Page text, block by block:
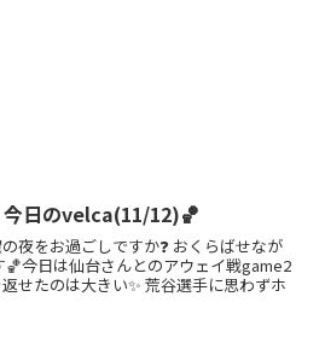
今日のvelca(11/12)🏀
夜をお過ごしですか❓ おくらばせなが
今日は仙台さんとのアウェイ戦game2
せたのは大きい✨ 荒谷選手に思わずホ